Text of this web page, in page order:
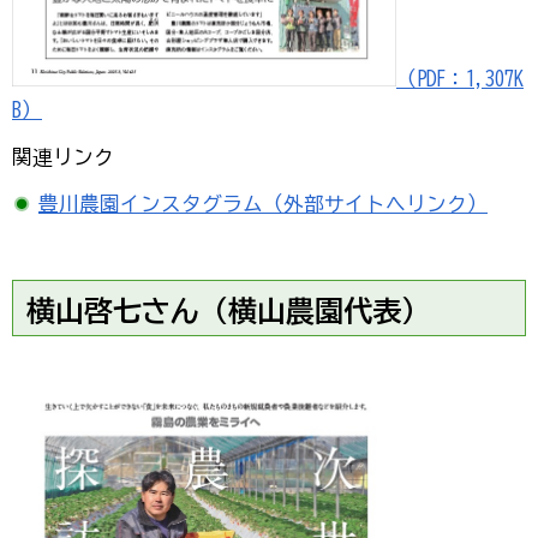
（PDF：1,307K
B）
関連リンク
豊川農園インスタグラム（外部サイトへリンク）
横山啓七さん（横山農園代表）